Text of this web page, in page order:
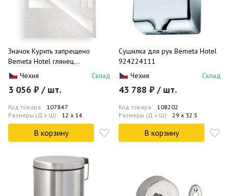
Значок Курить запрещено
Bemeta Hotel глянец
111022052
Чехия Склад
3 056 ₽ / шт.
Код товара: 107847
Размеры (Д x Ш): 12 x 14
В корзину
Сушилка для рук Bemeta Hotel
924224111
Чехия
Склад
43 788 ₽ / шт.
Код товара: 108202
Размеры (Д x Ш): 29 x 32.5
В корзину